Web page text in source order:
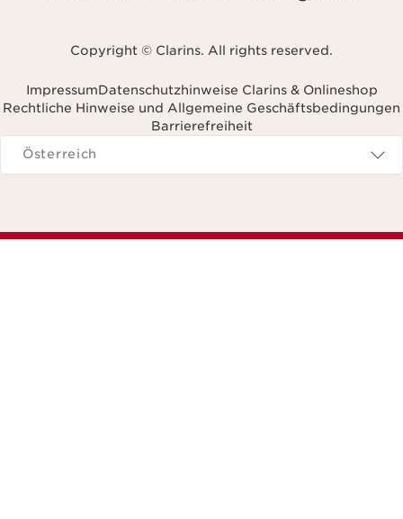
Copyright © Clarins. All rights reserved.
ImpressumDatenschutzhinweise Clarins & Onlineshop
Rechtliche Hinweise und Allgemeine Geschäftsbedingungen
Barrierefreiheit
Navigieren zu
Österreich